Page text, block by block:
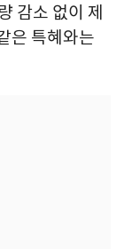
감소 없이 제
은 특혜와는